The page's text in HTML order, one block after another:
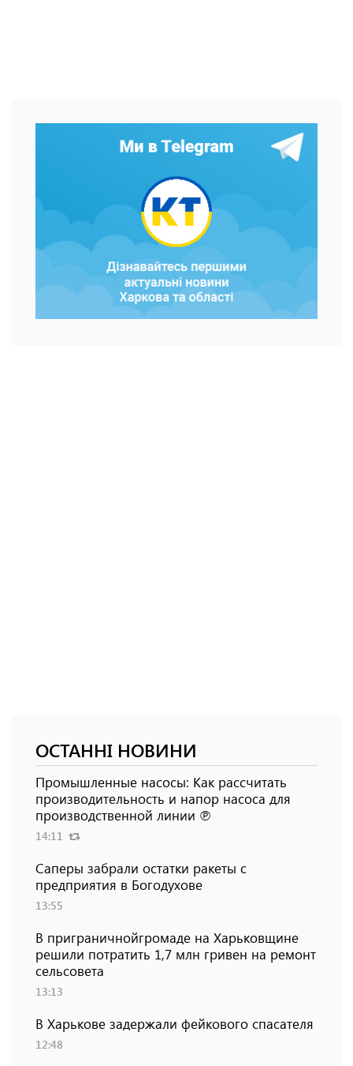
ОСТАННІ НОВИНИ
Промышленные насосы: Как рассчитать
производительность и напор насоса для
производственной линии ℗
14:11
Саперы забрали остатки ракеты с
предприятия в Богодухове
13:55
В приграничнойгромаде на Харьковщине
решили потратить 1,7 млн ​​гривен на ремонт
сельсовета
13:13
В Харькове задержали фейкового спасателя
12:48